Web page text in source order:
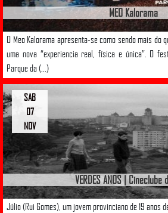
MEO Kalorama
O Meo Kalorama apresenta-se como sendo mais do
uma nova “experiencia real, física e única”. O
Parque da (...)
VERDES ANOS | Cineclube
Júlio (Rui Gomes), um jovem provinciano de 19 anos
SAB
07
NOV